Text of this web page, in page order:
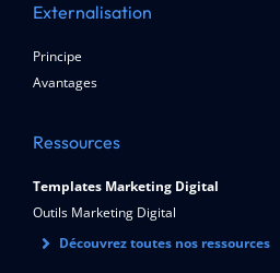
Externalisation
Principe
Avantages
Ressources
Templates Marketing Digital
Outils Marketing Digital
Découvrez toutes nos ressources